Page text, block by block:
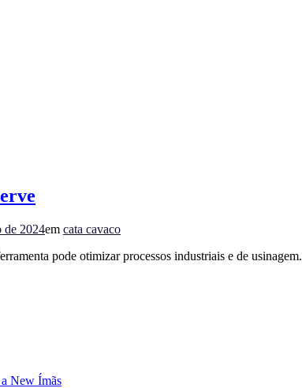
de 2024em cata cavaco
pode otimizar processos industriais e de
New Ímãs